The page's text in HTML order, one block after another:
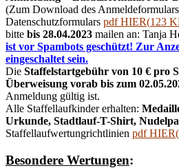
(Zum Download des Anmeldeformulars
Datenschutzformulars pdfHIER(123
bitte bis 28.04.2023 mailen an: Tanja
ist vor Spambots geschützt! Zur
eingeschaltet sein.
Die Staffelstartgebühr von 10 € pro
Überweisung vorab bis zum
Anmeldung gültig ist.
Alle Staffellaufkinder erhalten:
Urkunde, Stadtlauf-T-Shirt,
Staffellaufwertungrichtlinien pdfHIER(
Besondere Wertungen: